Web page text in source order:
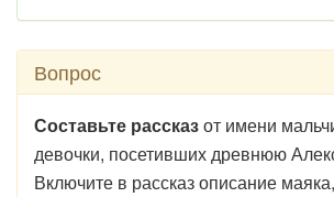
Вопрос
Составьте рассказот имени
девочки, посетивших древнюю
Включите в рассказ описание